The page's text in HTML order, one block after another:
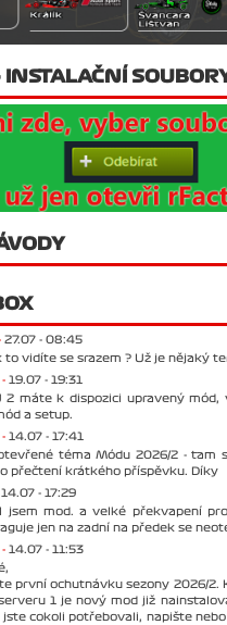
INSTALAČNÍ
27.07 - 08:45
to vidíte se srazem ? Už je nějaký
19.07 - 19:31
2 máte k dispozici upravený
a setup.
14.07 - 17:41
téma Módu 2026/2 - tam
přečtení krátkého příspěvku. Díky
14.07 - 17:29
jsem mod. a velké překvapení
jen na zadní na předek se
14.07 - 11:53
první ochutnávku sezony 2026/2.
1 je nový mod již
cokoli potřebovali, napište